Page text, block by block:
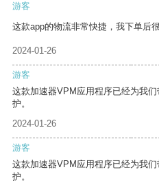
游客
这款app的物流非常快捷，我下单后
2024-01-26
游客
这款加速器VPM应用程序已经为我
护。
2024-01-26
游客
这款加速器VPM应用程序已经为我
护。